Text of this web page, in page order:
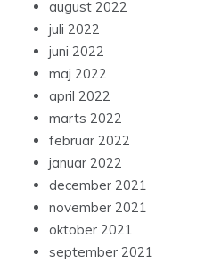
august 2022
juli 2022
juni 2022
maj 2022
april 2022
marts 2022
februar 2022
januar 2022
december 2021
november 2021
oktober 2021
september 2021